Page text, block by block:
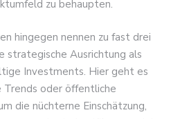
zu behaupten.
hingegen nennen zu fast drei
strategische Ausrichtung als
Investments. Hier geht es
Trends oder öffentliche
die nüchterne Einschätzung,